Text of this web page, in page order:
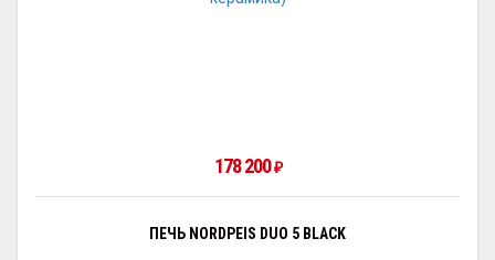
178 200₽
ПЕЧЬ NORDPEIS DUO 5 BLACK